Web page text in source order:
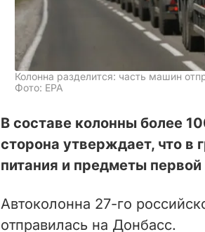
Колонна разделится: часть машин
Фото: ЕРА
В составе колонны более
сторона утверждает, что в
питания и предметы
Автоколонна 27-го
отправилась на Донбасс.